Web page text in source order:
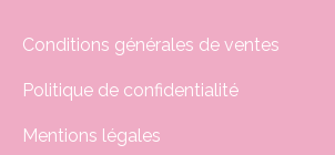
Conditions générales de ventes
Politique de confidentialité
Mentions légales